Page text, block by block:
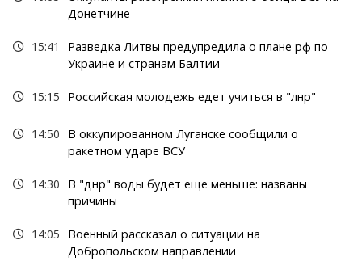
Донетчине
15:41
Разведка Литвы предупредила о плане рф по
Украине и странам Балтии
15:15 Российская молодежь едет учиться в "лнр"
14:50
В оккупированном Луганске сообщили о
ракетном ударе ВСУ
14:30
В "днр" воды будет еще меньше: названы
причины
14:05
Военный рассказал о ситуации на
Добропольском направлении